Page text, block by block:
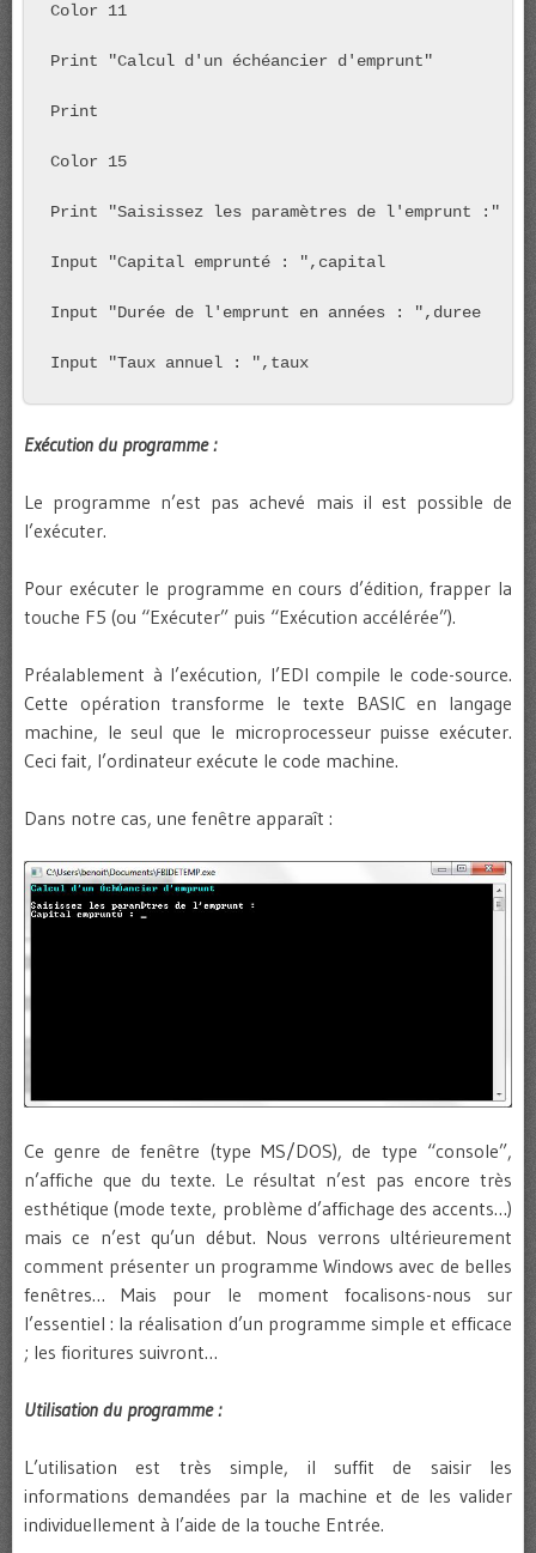
Color 11
Print "Calcul d'un échéancier d'emprunt"
Print
Color 15
Print "Saisissez les paramètres de l'emprunt :"
Input "Capital emprunté : ",capital
Input "Durée de l'emprunt en années : ",duree
Input "Taux annuel : ",taux
Exécution du programme :
Le programme n’est pas achevé mais il est possible de
l’exécuter.
Pour exécuter le programme en cours d’édition, frapper la
touche F5 (ou “Exécuter” puis “Exécution accélérée”).
Préalablement à l’exécution, l’EDI compile le code-source.
Cette opération transforme le texte BASIC en langage
machine, le seul que le microprocesseur puisse exécuter.
Ceci fait, l’ordinateur exécute le code machine.
Dans notre cas, une fenêtre apparaît :
Ce genre de fenêtre (type MS/DOS), de type “console”,
n’affiche que du texte. Le résultat n’est pas encore très
esthétique (mode texte, problème d’affichage des accents…)
mais ce n’est qu’un début. Nous verrons ultérieurement
comment présenter un programme Windows avec de belles
fenêtres… Mais pour le moment focalisons-nous sur
l’essentiel : la réalisation d’un programme simple et efficace
; les fioritures suivront…
Utilisation du programme :
L’utilisation est très simple, il suffit de saisir les
informations demandées par la machine et de les valider
individuellement à l’aide de la touche Entrée.